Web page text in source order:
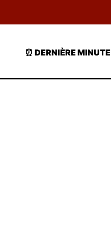
⏰ DERNIÈRE MINUTE